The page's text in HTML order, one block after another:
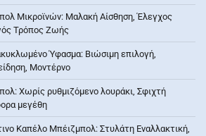
Μικροϊνών: Μαλακή Αίσθηση, Έλεγχος
Τρόπος Ζωής
Ύφασμα: Βιώσιμη επιλογή,
Μοντέρνο
Χωρίς ρυθμιζόμενο λουράκι, Σφιχτή
μεγέθη
Καπέλο Μπέιζμπολ: Στυλάτη Εναλλακτική,